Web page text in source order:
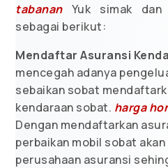
tabananYuk simak dan
sebagai berikut:
Mendaftar Asuransi
mencegah adanya
sebaikan sobat
kendaraan sobat. harga
Dengan mendaftarkan
perbaikan mobil sobat
perusahaan asuransi